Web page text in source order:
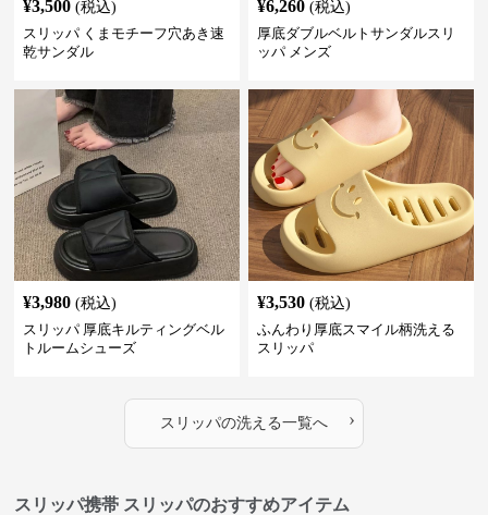
¥3,500 (税込)
スリッパ くまモチーフ穴あき速
乾サンダル
¥6,260 (税込)
厚底ダブルベルトサンダルスリ
ッパ メンズ
¥3,980 (税込)
スリッパ 厚底キルティングベル
トルームシューズ
¥3,530 (税込)
ふんわり厚底スマイル柄洗える
スリッパ
スリッパの洗える一覧へ ›
スリッパ携帯 スリッパのおすすめアイテム